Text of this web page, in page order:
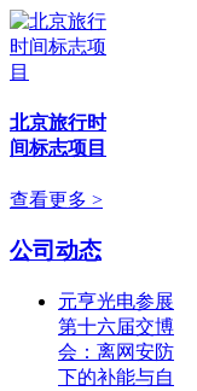
北京旅行时
间标志项目
查看更多 >
公司动态
元亨光电参展
第十六届交博
会：离网安防
下的补能与自